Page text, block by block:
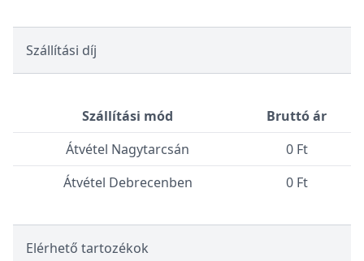
Szállítási díj
Szállítási mód
Bruttó ár
Átvétel Nagytarcsán
0 Ft
Átvétel Debrecenben
0 Ft
Elérhető tartozékok